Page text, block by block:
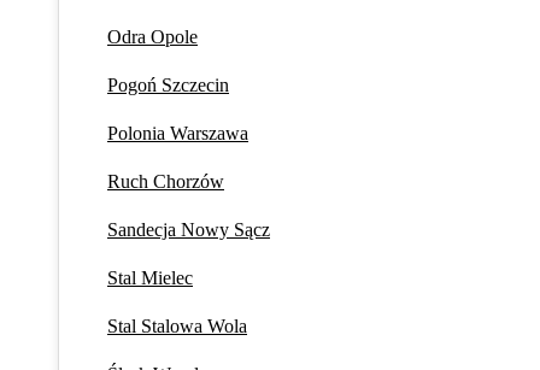
Odra Opole
Pogoń Szczecin
Polonia Warszawa
Ruch Chorzów
Sandecja Nowy Sącz
Stal Mielec
Stal Stalowa Wola